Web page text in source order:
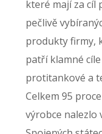
které mají za
pečlivě
produkty firmy,
patří klamné
protitankové a
Celkem 95
výrobce nalezlo